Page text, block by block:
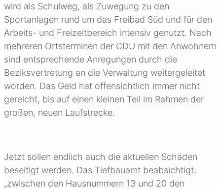
wird als Schulweg, als Zuwegung zu den
Sportanlagen rund um das Freibad Süd und für den
Arbeits- und Freizeitbereich intensiv genutzt. Nach
mehreren Ortsterminen der CDU mit den Anwohnern
sind entsprechende Anregungen durch die
Beziksvertretung an die Verwaltung weitergeleitet
worden. Das Geld hat offensichtlich immer nicht
gereicht, bis auf einen kleinen Teil im Rahmen der
großen, neuen Laufstrecke.
Jetzt sollen endlich auch die aktuellen Schäden
beseitigt werden. Das Tiefbauamt beabsichtigt:
„zwischen den Hausnummern 13 und 20 den